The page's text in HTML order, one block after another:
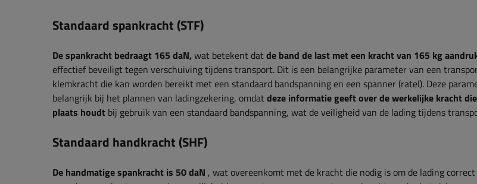
Standaard spankracht (STF)
De spankracht bedraagt ​​165 daN,wat betekent datde band de last met een kracht van 165 kg
effectief beveiligt tegen verschuiving tijdens transport. Dit is een belangrijke parameter van een
klemkracht die kan worden bereikt met een standaard bandspanning en een spanner (ratel). Deze
belangrijk bij het plannen van ladingzekering, omdatdeze informatie geeft over de werkelijke kracht
plaats houdt bij gebruik van een standaard bandspanning, wat de veiligheid van de lading tijdens
Standaard handkracht (SHF)
De handmatige spankracht is 50 daN , wat overeenkomt met de kracht die nodig is om de lading